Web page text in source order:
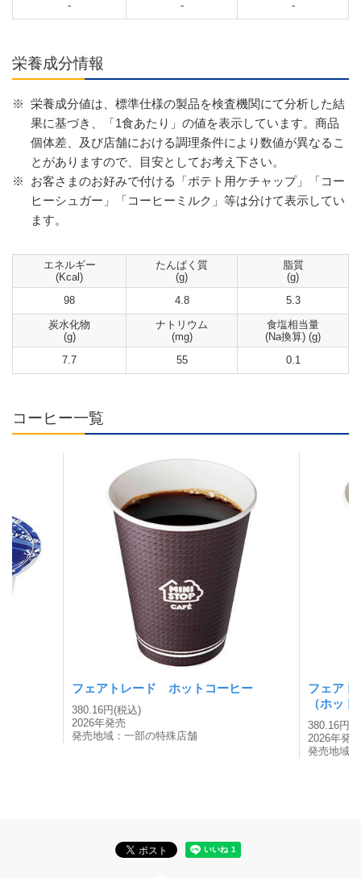
-
-
-
栄養成分情報
※ 栄養成分値は、標準仕様の製品を検査機関にて分析した結
果に基づき、「1食あたり」の値を表示しています。商品
個体差、及び店舗における調理条件により数値が異なるこ
とがありますので、目安としてお考え下さい。
※
お客さまのお好みで付ける「ポテト用ケチャップ」「コー
ヒーシュガー」「コーヒーミルク」等は分けて表示してい
ます。
エネルギー
(Kcal)
98
たんぱく質
(g)
4.8
脂質
(g)
5.3
炭水化物
(g)
7.7
ナトリウム
(mg)
55
食塩相当量
(Na換算) (g)
0.1
コーヒー一覧
フェアトレード ホットコーヒー
380.16円(税込)
2026年発売
発売地域：一部の特殊店舗
フェア
（ホット
380.16円(
2026年発売
発売地域